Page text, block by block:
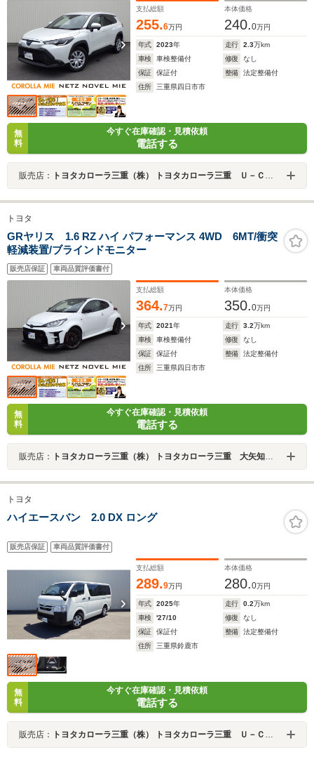
支払総額
255.6万円
本体価格
240.0万円
年式 2023年 走行 2.3万km
車検
車検整備付 修復
なし
保証
保証付 整備
法定整備付
住所
三重県四日市市
無
料
今すぐ在庫確認・見積依頼
電話する
販売店： トヨタカローラ三重（株） トヨタカローラ三重 Ｕ－Ｃａｒ四日市本社店
トヨタ
GRヤリス 1.6 RZ ハイ パフォーマンス 4WD 6MT/衝突
軽減装置/ブラインドモニター
販売店保証 車両品質評価書付
支払総額
364.7万円
本体価格
350.0万円
年式 2021年 走行 3.2万km
車検
車検整備付 修復
なし
保証
保証付 整備
法定整備付
住所
三重県四日市市
無
料
今すぐ在庫確認・見積依頼
電話する
販売店： トヨタカローラ三重（株） トヨタカローラ三重 大矢知冨田店
トヨタ
ハイエースバン 2.0 DX ロング
販売店保証 車両品質評価書付
支払総額
289.9万円
本体価格
280.0万円
年式 2025年 走行 0.2万km
車検
'27/10 修復
なし
保証
保証付 整備
法定整備付
住所
三重県鈴鹿市
無
料
今すぐ在庫確認・見積依頼
電話する
販売店： トヨタカローラ三重（株） トヨタカローラ三重 Ｕ－Ｃａｒ鈴鹿店